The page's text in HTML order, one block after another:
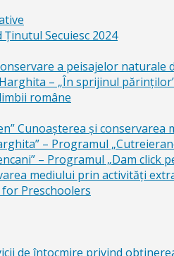
Secuiesc 2024
a peisajelor
– „În sprijinul
române
Cunoașterea şi
– Programul
– Programul „Dam click
mediului prin activități
Preschoolers
de întocmire privind